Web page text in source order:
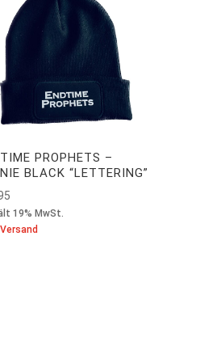
PROPHETS –
BLACK “LETTERING”
19% MwSt.
Versand